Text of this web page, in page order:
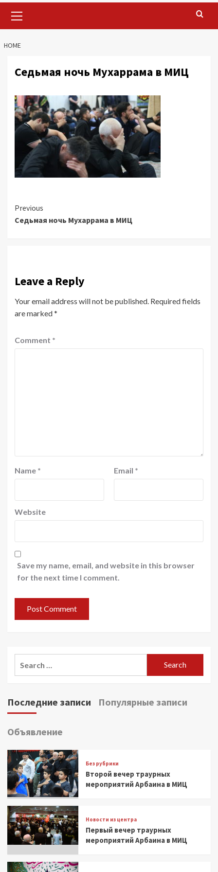
Menu
HOME
Седьмая ночь Мухаррама в МИЦ
Continue
Reading
Previous
Седьмая ночь Мухаррама в МИЦ
Leave a Reply
Your email address will not be published. Required fields
are marked*
Comment *
Name * Email *
Website
Save my name, email, and website in this browser
for the next time I comment.
Последние записи Популярные записи
Объявление
Без рубрики
Второй вечер траурных
мероприятий Арбаина в МИЦ
Новости из центра
Первый вечер траурных
мероприятий Арбаина в МИЦ